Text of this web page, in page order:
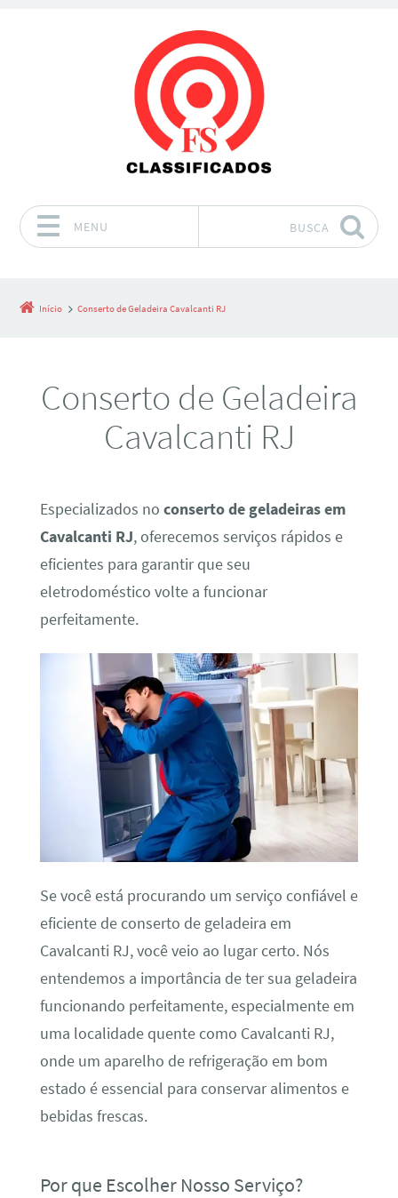
MENU BUSCA
Início Conserto de Geladeira Cavalcanti RJ
Conserto de Geladeira
Cavalcanti RJ
Especializados no conserto de geladeiras em
Cavalcanti RJ, oferecemos serviços rápidos e
eficientes para garantir que seu
eletrodoméstico volte a funcionar
perfeitamente.
Se você está procurando um serviço confiável e
eficiente de conserto de geladeira em
Cavalcanti RJ, você veio ao lugar certo. Nós
entendemos a importância de ter sua geladeira
funcionando perfeitamente, especialmente em
uma localidade quente como Cavalcanti RJ,
onde um aparelho de refrigeração em bom
estado é essencial para conservar alimentos e
bebidas frescas.
Por que Escolher Nosso Serviço?